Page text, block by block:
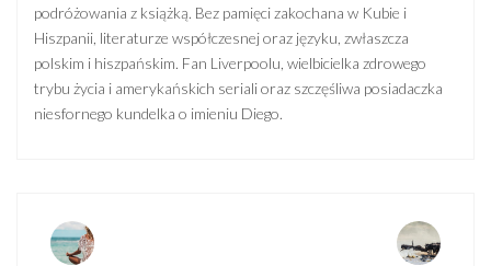
podróżowania z książką. Bez pamięci zakochana w Kubie i
Hiszpanii, literaturze współczesnej oraz języku, zwłaszcza
polskim i hiszpańskim. Fan Liverpoolu, wielbicielka zdrowego
trybu życia i amerykańskich seriali oraz szczęśliwa posiadaczka
niesfornego kundelka o imieniu Diego.